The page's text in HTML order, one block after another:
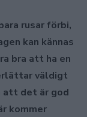
rusar förbi,
kan kännas
bra att ha en
väldigt
att det är god
kommer